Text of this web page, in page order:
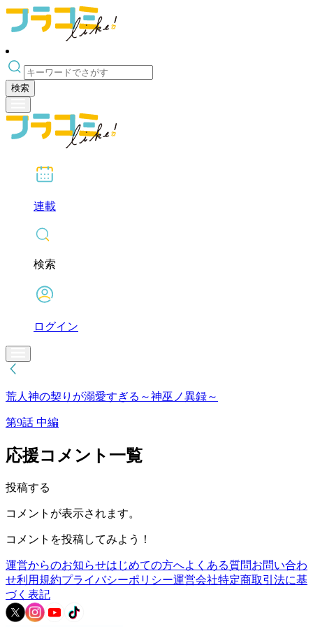
検索
連載
検索
ログイン
荒人神の契りが溺愛すぎる～神巫ノ異録～
第9話 中編
応援コメント一覧
投稿する
コメントが表示されます。
コメントを投稿してみよう！
運営からのお知らせはじめての方へよくある質問お問い合わ
せ利用規約プライバシーポリシー運営会社特定商取引法に基
づく表記